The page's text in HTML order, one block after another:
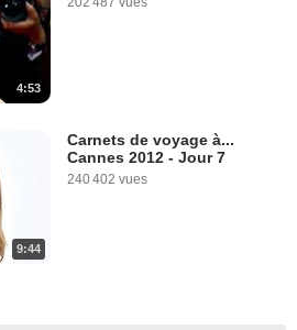
4:53
9:44
Carnets de voyage à...
Cannes 2012 - Jour 7
240 402 vues